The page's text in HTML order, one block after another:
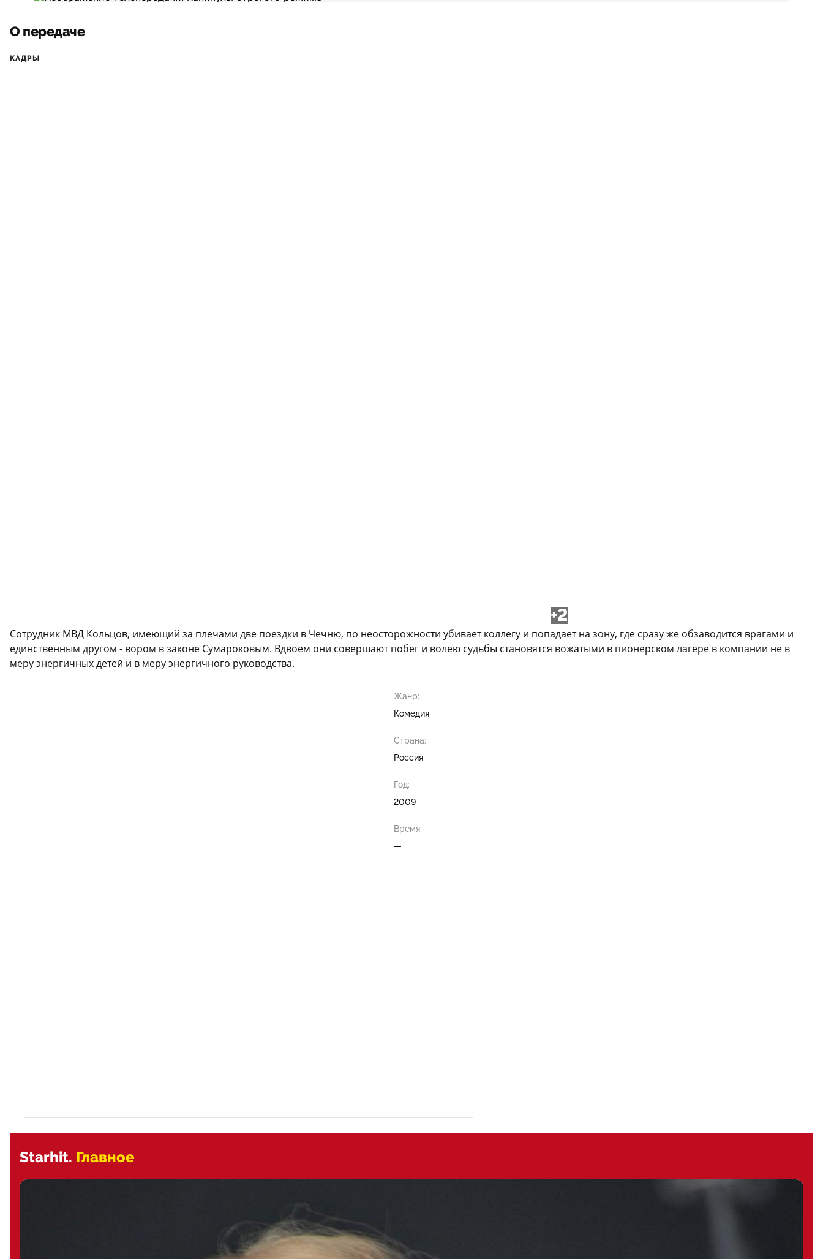
О передаче
КАДРЫ
+2
Сотрудник МВД Кольцов, имеющий за плечами две поездки в Чечню, по неосторожности убивает коллегу и попадает на зону, где сразу же обзаводится врагами и
единственным другом - вором в законе Сумароковым. Вдвоем они совершают побег и волею судьбы становятся вожатыми в пионерском лагере в компании не в
меру энергичных детей и в меру энергичного руководства.
Жанр:
Комедия
Страна:
Россия
Год:
2009
Время:
—
Starhit. Главное